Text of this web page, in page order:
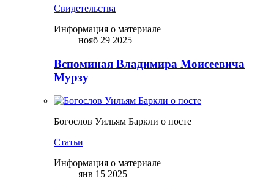
Свидетельства
Информация о материале
нояб 29 2025
Вспоминая Владимира Моисеевича
Мурзу
Богослов Уильям Баркли о посте
Статьи
Информация о материале
янв 15 2025